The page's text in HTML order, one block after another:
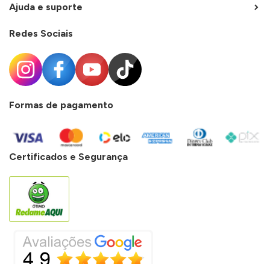
Ajuda e suporte
Redes Sociais
Formas de pagamento
Certificados e Segurança